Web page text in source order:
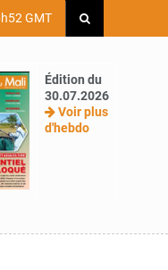
GMT
Édition du
30.07.2026
Voir plus
d'hebdo